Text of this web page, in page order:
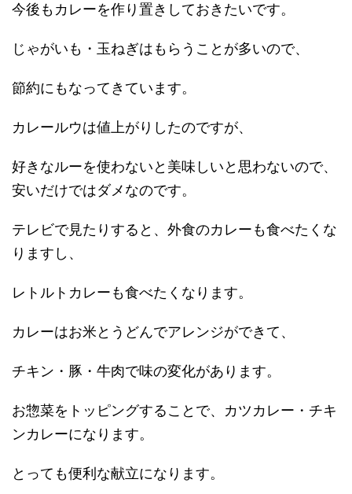
今後もカレーを作り置きしておきたいです。
じゃがいも・玉ねぎはもらうことが多いので、
節約にもなってきています。
カレールウは値上がりしたのですが、
好きなルーを使わないと美味しいと思わないので、
安いだけではダメなのです。
テレビで見たりすると、外食のカレーも食べたくな
りますし、
レトルトカレーも食べたくなります。
カレーはお米とうどんでアレンジができて、
チキン・豚・牛肉で味の変化があります。
お惣菜をトッピングすることで、カツカレー・チキ
ンカレーになります。
とっても便利な献立になります。